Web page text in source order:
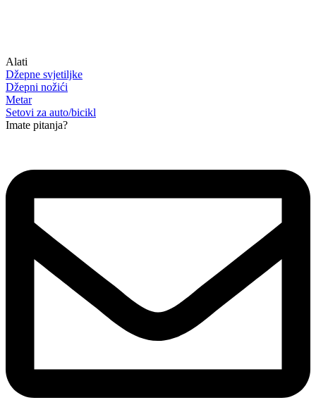
Alati
Džepne svjetiljke
Džepni nožići
Metar
Setovi za auto/bicikl
Imate pitanja?